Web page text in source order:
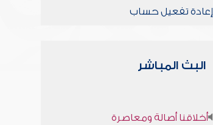
إعادة تفعيل حساب
البث المباشر
أخلاقنا أصالة ومعاصرة